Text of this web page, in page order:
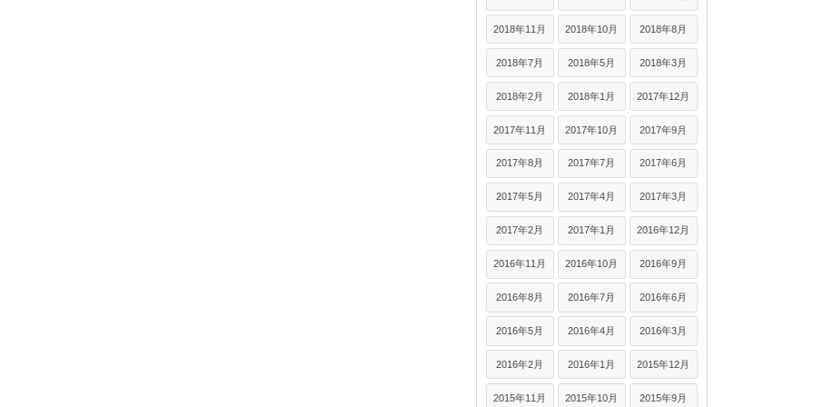
2018年11月 2018年10月 2018年8月
2018年7月 2018年5月 2018年3月
2018年2月 2018年1月 2017年12月
2017年11月 2017年10月 2017年9月
2017年8月 2017年7月 2017年6月
2017年5月 2017年4月 2017年3月
2017年2月 2017年1月 2016年12月
2016年11月 2016年10月 2016年9月
2016年8月 2016年7月 2016年6月
2016年5月 2016年4月 2016年3月
2016年2月 2016年1月 2015年12月
2015年11月 2015年10月 2015年9月